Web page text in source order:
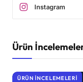
Instagram
Ürün
ÜRÜN İNCELEMELERI